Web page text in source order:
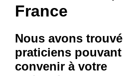
France
Nous avons trouvé
praticienspouvant
convenir à votre